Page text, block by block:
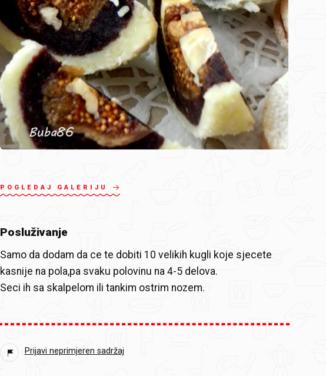
POGLEDAJ GALERIJU
Posluživanje
Samo da dodam da ce te dobiti 10 velikih kugli koje sjecete
kasnije na pola,pa svaku polovinu na 4-5 delova.
Seci ih sa skalpelom ili tankim ostrim nozem.
Prijavi neprimjeren sadržaj